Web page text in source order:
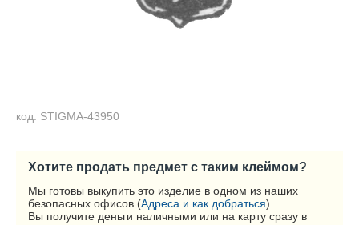
код: STIGMA-43950
Хотите продать предмет с таким клеймом?
Мы готовы выкупить это изделие в одном из наших
безопасных офисов (Адреса и как добраться).
Вы получите деньги наличными или на карту сразу в